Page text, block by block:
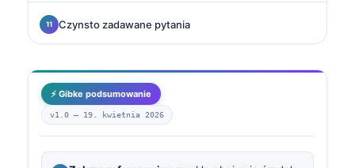
Czynsto zadawane pytania
⚡ Gibke podsumowanie
v1.0 — 19. kwietnia 2026